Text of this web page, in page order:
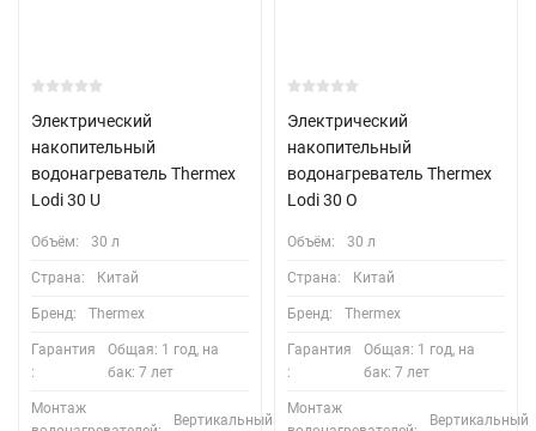
Электрический
накопительный
водонагреватель Thermex
Lodi 30 U
Объём: 30 л
Страна: Китай
Бренд: Thermex
Гарантия
:
Общая: 1 год, на
бак: 7 лет
Монтаж
Вертикальный
Электрический
накопительный
водонагреватель Thermex
Lodi 30 O
Объём: 30 л
Страна: Китай
Бренд: Thermex
Гарантия
:
Общая: 1 год, на
бак: 7 лет
Монтаж
Вертикальный